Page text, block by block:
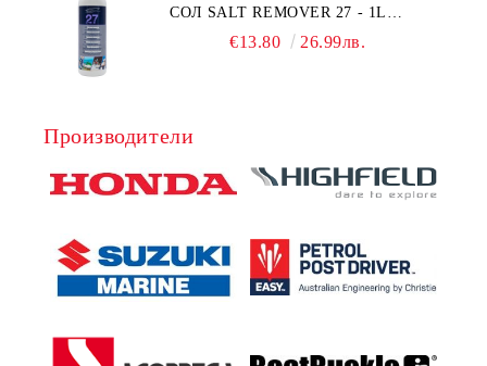
СОЛ SALT REMOVER 27 - 1L
NAUTIC CLEAN
€13.80 26.99лв.
Производители